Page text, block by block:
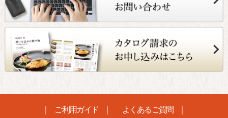
ご利用ガイド
よくあるご質問